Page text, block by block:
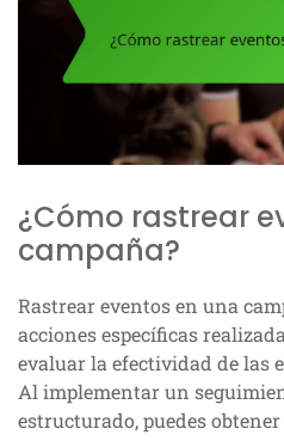
¿Cómo rastrear
campaña?
Rastrear eventos en una
acciones específicas
evaluar la efectividad de las
Al implementar un
estructurado, puedes